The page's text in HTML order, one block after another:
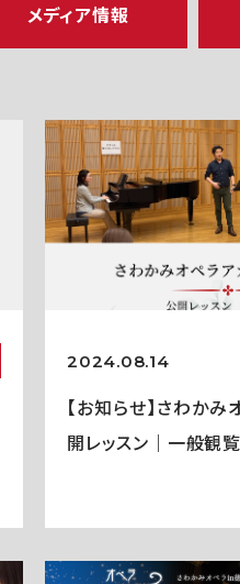
メディア情報
2024.08.14
【お知らせ】さわか
開レッスン｜一般観覧